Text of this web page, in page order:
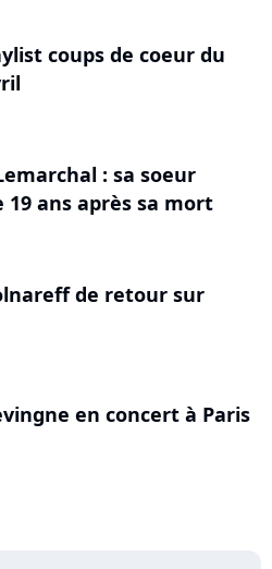
coups de coeur du
: sa soeur
ans après sa mort
de retour sur
en concert à Paris